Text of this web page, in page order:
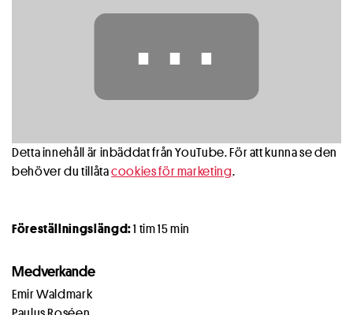
⋯
Detta innehåll är inbäddat från YouTube. För att kunna se den
behöver du tillåtacookies för marketing.
Föreställningslängd:1 tim 15 min
Medverkande
Emir Waldmark